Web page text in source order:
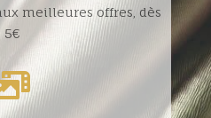
meilleures offres, dès
5€